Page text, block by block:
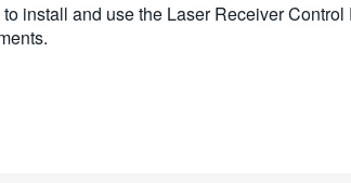
install and use the Laser Receiver